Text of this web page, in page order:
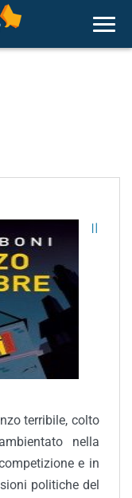
Il
terribile, colto
nella
e in
politiche del